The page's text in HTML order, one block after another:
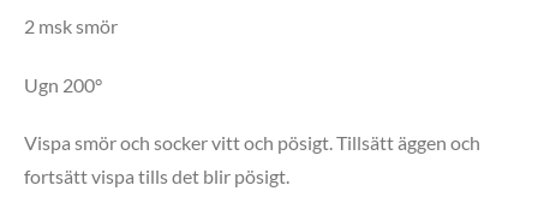
2 msk smör
Ugn 200°
Vispa smör och socker vitt och pösigt. Tillsätt äggen och
fortsätt vispa tills det blir pösigt.